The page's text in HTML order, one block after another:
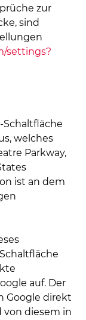
zur
sind
settings?
Schaltfläche
welches
Parkway,
ist an dem
auf. Der
Google direkt
diesem in